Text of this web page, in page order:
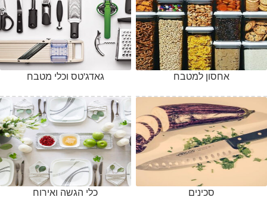
גאדג'טס וכלי מטבח אחסון למטבח
כלי הגשה ואירוח סכינים